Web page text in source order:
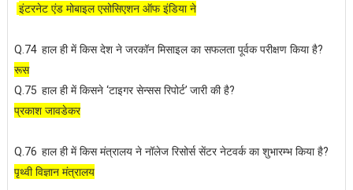
इंटरनेट एंड मोबाइल एसोसिएशन ऑफ इंडिया ने
Q.74 हाल ही में किस देश ने जरकॉन मिसाइल का सफलता पूर्वक परीक्षण किया है?
रूस
Q.75 हाल ही में किसने ‘टाइगर सेन्सस रिपोर्ट’ जारी की है?
प्रकाश जावडेकर
Q.76 हाल ही में किस मंत्रालय ने नॉलेज रिसोर्स सेंटर नेटवर्क का शुभारम्भ किया है?
पृथ्वी विज्ञान मंत्रालय